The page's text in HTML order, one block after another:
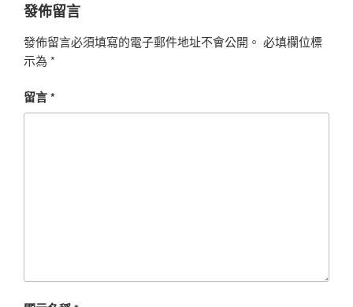
發佈留言
發佈留言必須填寫的電子郵件地址不會公開。 必填欄位標
示為 *
留言*